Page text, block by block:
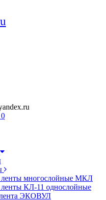
0
ленты многослойные МКЛ
КЛ-11 однослойные
ЭКОВУЛ